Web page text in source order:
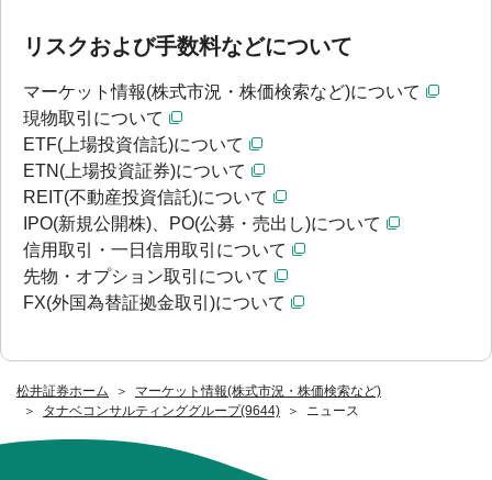
松井証券ホーム
マーケット情報(株式市況・株価検索など)
タナベコンサルティンググループ(9644)
ニュース
リスクおよび手数料などについて
マーケット情報(株式市況・株価検索など)について
現物取引について
ETF(上場投資信託)について
ETN(上場投資証券)について
REIT(不動産投資信託)について
IPO(新規公開株)、PO(公募・売出し)について
信用取引・一日信用取引について
先物・オプション取引について
FX(外国為替証拠金取引)について